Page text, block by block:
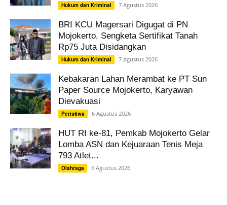
Hukum dan Kriminal 7 Agustus 2026
BRI KCU Magersari Digugat di PN
Mojokerto, Sengketa Sertifikat Tanah
Rp75 Juta Disidangkan
Hukum dan Kriminal 7 Agustus 2026
Kebakaran Lahan Merambat ke PT Sun
Paper Source Mojokerto, Karyawan
Dievakuasi
Peristiwa 6 Agustus 2026
HUT RI ke-81, Pemkab Mojokerto Gelar
Lomba ASN dan Kejuaraan Tenis Meja
793 Atlet...
Olahraga 6 Agustus 2026